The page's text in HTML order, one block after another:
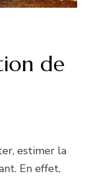
de
estimer la
En effet,